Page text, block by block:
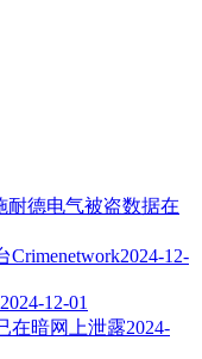
耐德电气被盗数据在
2024-12-
2024-12-01
在暗网上泄露2024-